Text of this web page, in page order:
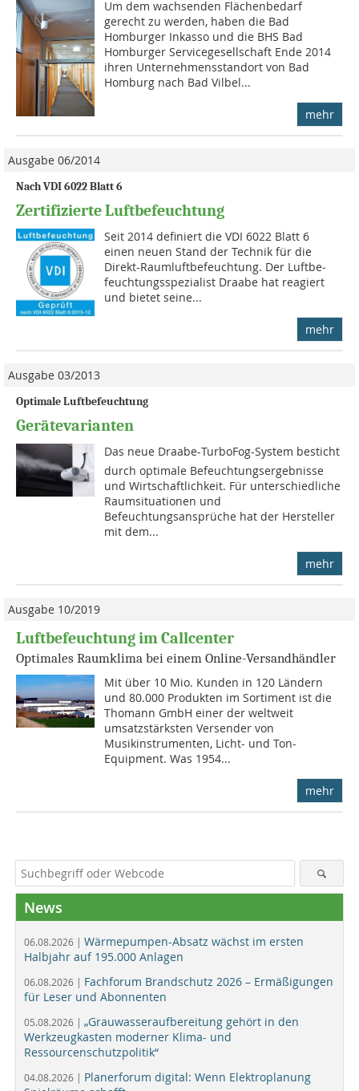
Um dem wachsenden Flächenbedarf
gerecht zu werden, haben die Bad
Homburger Inkasso und die BHS Bad
Homburger Servicegesellschaft Ende 2014
ihren Unternehmensstandort von Bad
Homburg nach Bad Vilbel...
mehr
Ausgabe 06/2014
Nach VDI 6022 Blatt 6
Zertifizierte Luftbefeuchtung
Seit 2014 definiert die VDI 6022 Blatt 6
einen neuen Stand der Technik für die
Direkt-Raumluftbefeuchtung. Der Luft­be­
feuch­tungsspezialist Draabe hat reagiert
und bietet seine...
mehr
Ausgabe 03/2013
Optimale Luftbefeuchtung
Gerätevarianten
Das neue Draabe-TurboFog-System besticht
durch optimale Befeuchtungsergebnisse
und Wirtschaftlichkeit. Für unterschiedliche
Raumsituationen und
Befeuchtungsansprüche hat der Hersteller
mit dem...
mehr
Ausgabe 10/2019
Luftbefeuchtung im Callcenter
Optimales Raumklima bei einem Online-Versandhändler
Mit über 10 Mio. Kunden in 120 Ländern
und 80.000 Produkten im Sortiment ist die
Thomann GmbH einer der weltweit
umsatzstärksten Versender von
Musikinstrumenten, Licht- und Ton-
Equipment. Was 1954...
mehr
News
06.08.2026 | Wärmepumpen-Absatz wächst im ersten
Halbjahr auf 195.000 Anlagen
06.08.2026 | Fachforum Brandschutz 2026 – Ermäßigungen
für Leser und Abonnenten
05.08.2026 | „Grauwasseraufbereitung gehört in den
Werkzeugkasten moderner Klima- und
Ressourcenschutzpolitik“
04.08.2026 | Planerforum digital: Wenn Elektroplanung